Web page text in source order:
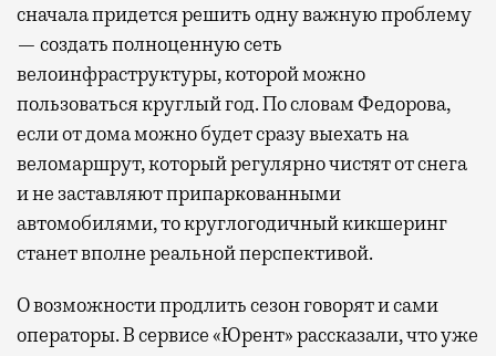
сначала придется решить одну важную проблему
— создать полноценную сеть
велоинфраструктуры, которой можно
пользоваться круглый год. По словам Федорова,
если от дома можно будет сразу выехать на
веломаршрут, который регулярно чистят от снега
и не заставляют припаркованными
автомобилями, то круглогодичный кикшеринг
станет вполне реальной перспективой.
О возможности продлить сезон говорят и сами
операторы. В сервисе «Юрент» рассказали, что уже